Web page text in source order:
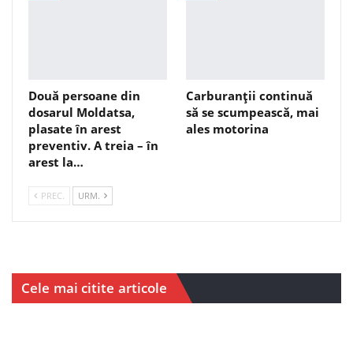
Două persoane din
dosarul Moldatsa,
plasate în arest
preventiv. A treia – în
arest la…
Carburanții continuă
să se scumpească, mai
ales motorina
PREC. URM.
Cele mai citite articole